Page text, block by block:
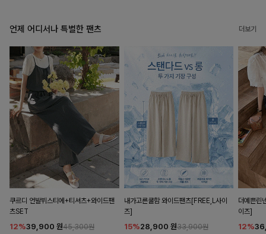
언제 어디서나 특별한 팬츠 더보기
쿠르디 언발뷔스티에+티셔츠+와이드팬
츠SET
12%39,900 원45,300원
내가고른쿨함 와이드팬츠[FREE,L사이
즈]
15%28,900 원33,900원
더예쁜린
이즈]
12%